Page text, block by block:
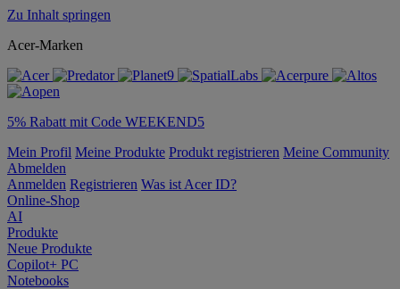
Zu Inhalt springen
Acer-Marken
5% Rabatt mit Code WEEKEND5
Mein Profil Meine Produkte Produkt registrieren Meine Community
Abmelden
Anmelden Registrieren Was ist Acer ID?
Online-Shop
AI
Produkte
Neue Produkte
Copilot+ PC
Notebooks